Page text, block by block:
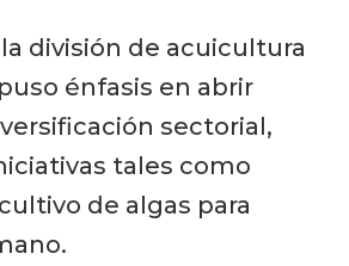
división de acuicultura
énfasis en abrir
sectorial,
tales como
de algas para